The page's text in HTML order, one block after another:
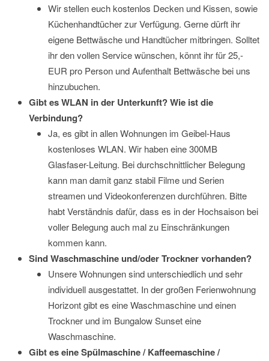
Wir stellen euch kostenlos Decken und Kissen, sowie
Küchenhandtücher zur Verfügung. Gerne dürft ihr
eigene Bettwäsche und Handtücher mitbringen. Solltet
ihr den vollen Service wünschen, könnt ihr für 25,-
EUR pro Person und Aufenthalt Bettwäsche bei uns
hinzubuchen.
Gibt es WLAN in der Unterkunft? Wie ist die
Verbindung?
Ja, es gibt in allen Wohnungen im Geibel-Haus
kostenloses WLAN. Wir haben eine 300MB
Glasfaser-Leitung. Bei durchschnittlicher Belegung
kann man damit ganz stabil Filme und Serien
streamen und Videokonferenzen durchführen. Bitte
habt Verständnis dafür, dass es in der Hochsaison bei
voller Belegung auch mal zu Einschränkungen
kommen kann.
Sind Waschmaschine und/oder Trockner vorhanden?
Unsere Wohnungen sind unterschiedlich und sehr
individuell ausgestattet. In der großen Ferienwohnung
Horizont gibt es eine Waschmaschine und einen
Trockner und im Bungalow Sunset eine
Waschmaschine.
Gibt es eine Spülmaschine / Kaffeemaschine /